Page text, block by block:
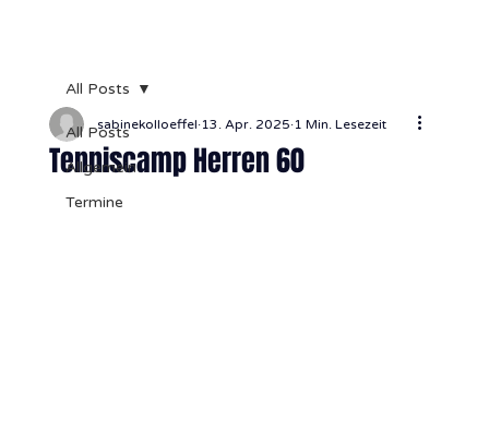
All Posts
Allgemein
Termine
All Posts
Tenniscamp Herren 60
sabinekolloeffel 13. Apr. 2025 1 Min. Lesezeit